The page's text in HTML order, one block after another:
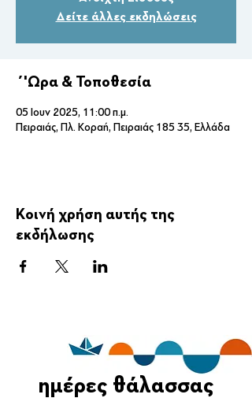
Δείτε άλλες εκδηλώσεις
΄'Ωρα & Τοποθεσία
05 Ιουν 2025, 11:00 π.μ.
Πειραιάς, Πλ. Κοραή, Πειραιάς 185 35, Ελλάδα
Κοινή χρήση αυτής της
εκδήλωσης
ημέρες θάλασσας